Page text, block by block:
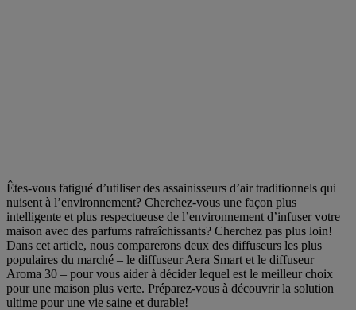
Êtes-vous fatigué d’utiliser des assainisseurs d’air traditionnels qui
nuisent à l’environnement? Cherchez-vous une façon plus
intelligente et plus respectueuse de l’environnement d’infuser votre
maison avec des parfums rafraîchissants? Cherchez pas plus loin!
Dans cet article, nous comparerons deux des diffuseurs les plus
populaires du marché – le diffuseur Aera Smart et le diffuseur
Aroma 30 – pour vous aider à décider lequel est le meilleur choix
pour une maison plus verte. Préparez-vous à découvrir la solution
ultime pour une vie saine et durable!